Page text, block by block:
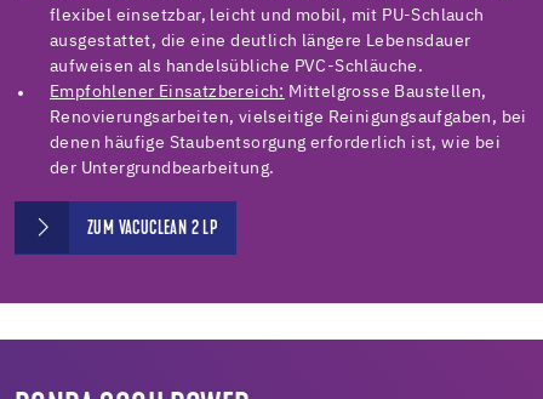
flexibel einsetzbar, leicht und mobil, mit PU-Schlauch
ausgestattet, die eine deutlich längere Lebensdauer
aufweisen als handelsübliche PVC-Schläuche.
Empfohlener Einsatzbereich: Mittelgrosse Baustellen,
Renovierungsarbeiten, vielseitige Reinigungsaufgaben, bei
denen häufige Staubentsorgung erforderlich ist, wie bei
der Untergrundbearbeitung.
ZUM VACUCLEAN 2 LP